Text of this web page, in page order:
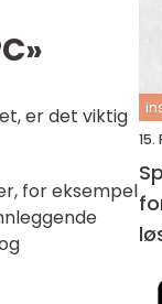
er det viktig
for eksempel
15.